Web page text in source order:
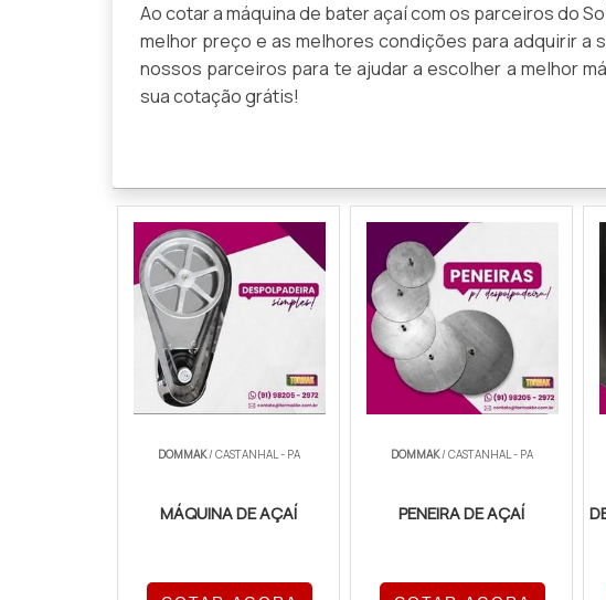
Ao cotar a máquina de bater açaí com os parceiros do
melhor preço e as melhores condições para adquirir a
nossos parceiros para te ajudar a escolher a melhor
sua cotação grátis!
DOMMAK/ CASTANHAL - PA
MÁQUINA DE AÇAÍ
DOMMAK/ CASTANHAL - PA
PENEIRA DE AÇAÍ